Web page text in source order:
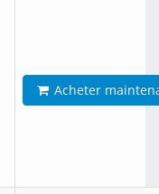
Acheter